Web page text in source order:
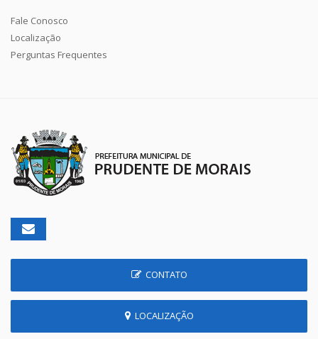
Fale Conosco
Localização
Perguntas Frequentes
CONTATO
LOCALIZAÇÃO